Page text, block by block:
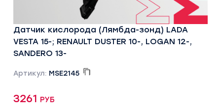
Датчик кислорода (Лямбда-зонд) LADA
VESTA 15-; RENAULT DUSTER 10-, LOGAN 12-,
SANDERO 13-
Артикул: MSE2145
3261 руб